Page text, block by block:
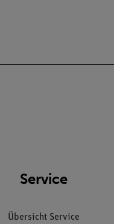
Service
Übersicht Service